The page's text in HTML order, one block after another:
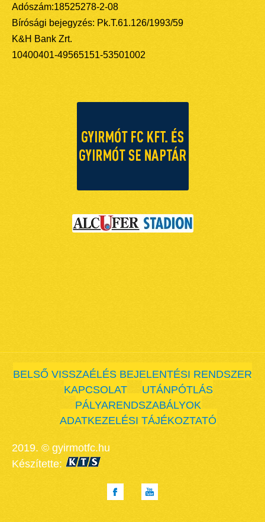
Adószám:18525278-2-08
Bírósági bejegyzés: Pk.T.61.126/1993/59
K&H Bank Zrt.
10400401-49565151-53501002
BELSŐ VISSZAÉLÉS BEJELENTÉSI RENDSZER
KAPCSOLAT
UTÁNPÓTLÁS
PÁLYARENDSZABÁLYOK
ADATKEZELÉSI TÁJÉKOZTATÓ
2019. © gyirmotfc.hu
Készítette: